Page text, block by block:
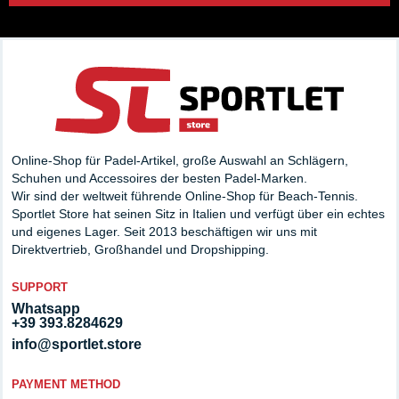
jeden Spielertyp geeignet sind. Jeder Schläger hat
machen. Zu den Hauptmerkmalen, die sich zwischen
des Griffs, die Größe des Schlägerkopfes, die Form des
Schlägerkopfes, die Anzahl der Löcher sowie das Design der
Schlägerstruktur und die Ausgewogenheit der Padelschläger.
Die Materialien, aus denen sie hergestellt werden, variieren
von Leichtmetalllegierungen über Kohlenstoff bis hin zu
Glasfaser. Es ist wichtig zu bedenken, dass es am besten ist,
verschiedene Padelschläger auszuprobieren, um den Schläger
zu finden, der am besten zu Ihrem Spielstil passt.
So wählen Sie den richtigen
Padelschläger aus
Wenn es darum geht, den richtigen Schläger für Padel zu
wählen, muss ein Spieler eine Reihe von Faktoren
berücksichtigen, wie zum Beispiel die Morphologie des
Hauptunterschied zwischen den verschiedenen Schlägertypen
Online-Shop für Padel-Artikel, große Auswahl an Schlägern,
Schuhen und Accessoires der besten Padel-Marken.
Wir sind der weltweit führende Online-Shop für Beach-Tennis.
Sportlet Store hat seinen Sitz in Italien und verfügt über ein echtes
und eigenes Lager. Seit 2013 beschäftigen wir uns mit
Direktvertrieb, Großhandel und Dropshipping.
SUPPORT
Whatsapp
+39 393.8284629
info@sportlet.store
PAYMENT METHOD